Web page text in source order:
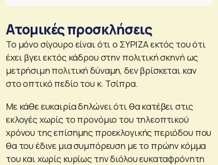
Ατομικές προσκλήσεις
Το μόνο σίγουρο είναι ότι ο ΣΥΡΙΖΑ εκτός του ότι
έχει βγει εκτός κάδρου στην πολιτική σκηνή ως
μετρήσιμη πολιτική δύναμη, δεν βρίσκεται καν
στο οπτικό πεδίο του κ. Τσίπρα.
Με κάθε ευκαιρία δηλώνει ότι θα κατέβει στις
εκλογές χωρίς το προνόμιο του τηλεοπτικού
χρόνου της επίσημης προεκλογικής περιόδου που
θα του έδινε μια συμπόρευση με το πρώην κόμμα
του και χωρίς κυρίως την διόλου ευκαταφρόνητη